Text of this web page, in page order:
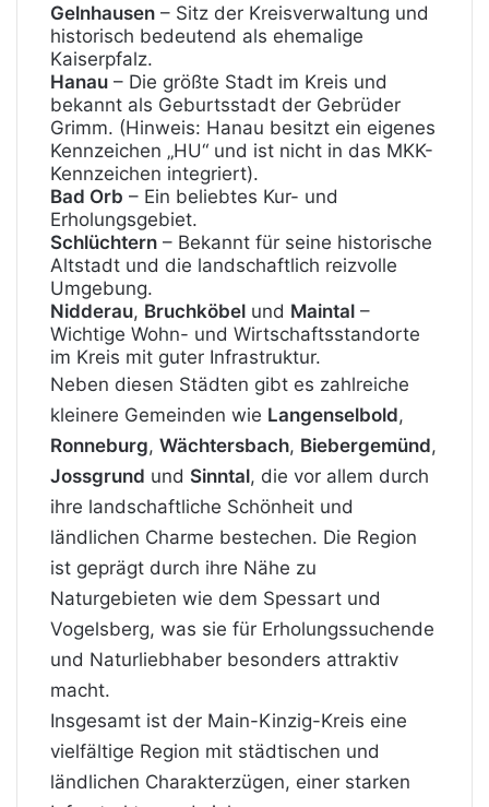
Gelnhausen – Sitz der Kreisverwaltung und
historisch bedeutend als ehemalige
Kaiserpfalz.
Hanau – Die größte Stadt im Kreis und
bekannt als Geburtsstadt der Gebrüder
Grimm. (Hinweis: Hanau besitzt ein eigenes
Kennzeichen „HU“ und ist nicht in das MKK-
Kennzeichen integriert).
Bad Orb – Ein beliebtes Kur- und
Erholungsgebiet.
Schlüchtern – Bekannt für seine historische
Altstadt und die landschaftlich reizvolle
Umgebung.
Nidderau, Bruchköbel und Maintal –
Wichtige Wohn- und Wirtschaftsstandorte
im Kreis mit guter Infrastruktur.
Neben diesen Städten gibt es zahlreiche
kleinere Gemeinden wie Langenselbold,
Ronneburg, Wächtersbach, Biebergemünd,
Jossgrund und Sinntal, die vor allem durch
ihre landschaftliche Schönheit und
ländlichen Charme bestechen. Die Region
ist geprägt durch ihre Nähe zu
Naturgebieten wie dem Spessart und
Vogelsberg, was sie für Erholungssuchende
und Naturliebhaber besonders attraktiv
macht.
Insgesamt ist der Main-Kinzig-Kreis eine
vielfältige Region mit städtischen und
ländlichen Charakterzügen, einer starken